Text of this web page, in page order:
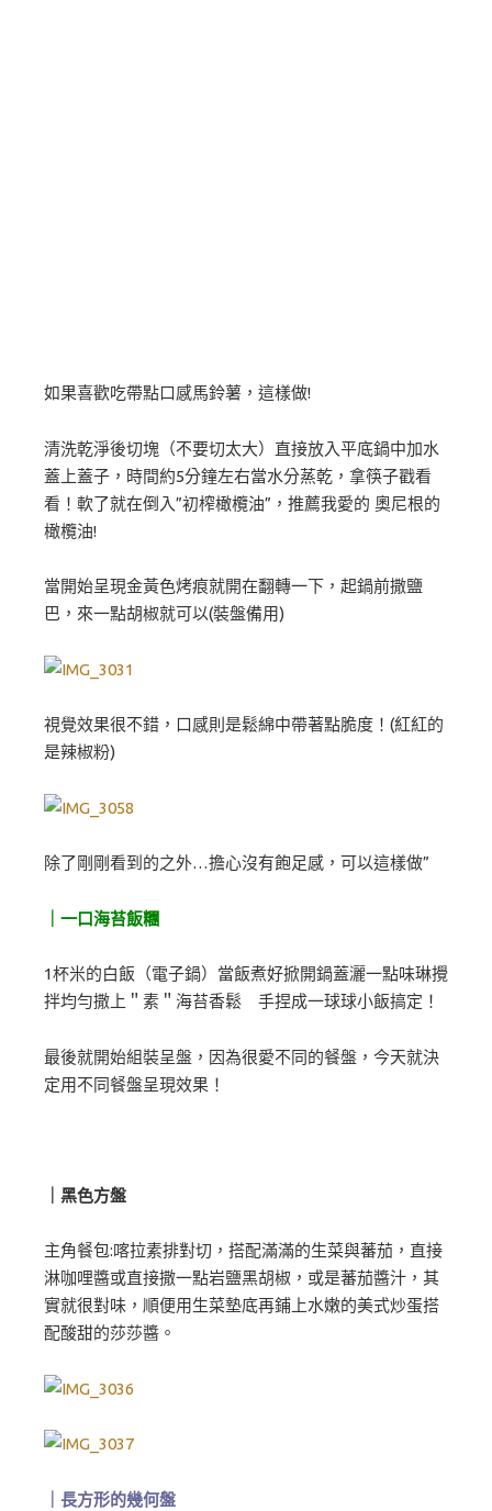
如果喜歡吃帶點口感馬鈴薯，這樣做!
清洗乾淨後切塊（不要切太大）直接放入平底鍋中加水
蓋上蓋子，時間約5分鐘左右當水分蒸乾，拿筷子戳看
看！軟了就在倒入”初榨橄欖油”，推薦我愛的 奧尼根的
橄欖油!
當開始呈現金黃色烤痕就開在翻轉一下，起鍋前撒鹽
巴，來一點胡椒就可以(裝盤備用)
視覺效果很不錯，口感則是鬆綿中帶著點脆度！(紅紅的
是辣椒粉)
除了剛剛看到的之外…擔心沒有飽足感，可以這樣做”
｜一口海苔飯糰
1杯米的白飯（電子鍋）當飯煮好掀開鍋蓋灑一點味琳攪
拌均勻撒上＂素＂海苔香鬆 手捏成一球球小飯搞定！
最後就開始組裝呈盤，因為很愛不同的餐盤，今天就決
定用不同餐盤呈現效果！
｜黑色方盤
主角餐包:喀拉素排對切，搭配滿滿的生菜與蕃茄，直接
淋咖哩醬或直接撒一點岩鹽黑胡椒，或是蕃茄醬汁，其
實就很對味，順便用生菜墊底再鋪上水嫩的美式炒蛋搭
配酸甜的莎莎醬。
｜長方形的幾何盤